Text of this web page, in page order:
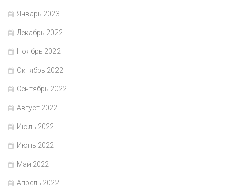
Январь 2023
Декабрь 2022
Ноябрь 2022
Октябрь 2022
Сентябрь 2022
Август 2022
Июль 2022
Июнь 2022
Май 2022
Апрель 2022